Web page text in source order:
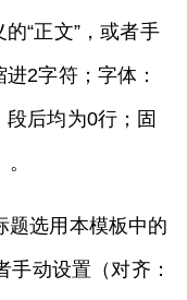
“正文”，或者手
2字符；字体：
后均为0行；固
题选用本模板中的
手动设置（对齐：